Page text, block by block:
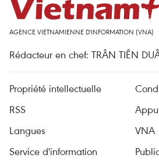
AGENCE VIETNAMIENNE D'INFORMATION (VNA)
Rédacteur en chef: TRÂN TIÊN
Propriété intellectuelle
RSS
Langues
VNA
Service d'information